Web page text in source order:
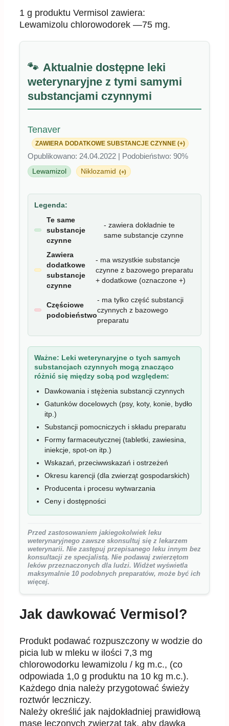
1 g produktu Vermisol zawiera:
Lewamizolu chlorowodorek —75 mg.
Aktualnie dostępne leki
weterynaryjne z tymi samymi
substancjami czynnymi
Tenaver
ZAWIERA DODATKOWE SUBSTANCJE CZYNNE (+)
Opublikowano: 24.04.2022 | Podobieństwo: 90%
Lewamizol Niklozamid (+)
Legenda:
Te same
substancje
czynne
- zawiera dokładnie te
same substancje czynne
Zawiera
dodatkowe
substancje
czynne
- ma wszystkie substancje
czynne z bazowego preparatu
+ dodatkowe (oznaczone +)
Częściowe
podobieństwo
- ma tylko część substancji
czynnych z bazowego
preparatu
Ważne: Leki weterynaryjne o tych samych
substancjach czynnych mogą znacząco
różnić się między sobą pod względem:
Dawkowania i stężenia substancji czynnych
Gatunków docelowych (psy, koty, konie, bydło
itp.)
Substancji pomocniczych i składu preparatu
Formy farmaceutycznej (tabletki, zawiesina,
iniekcje, spot-on itp.)
Wskazań, przeciwwskazań i ostrzeżeń
Okresu karencji (dla zwierząt gospodarskich)
Producenta i procesu wytwarzania
Ceny i dostępności
Przed zastosowaniem jakiegokolwiek leku
weterynaryjnego zawsze skonsultuj się z lekarzem
weterynarii. Nie zastępuj przepisanego leku innym bez
konsultacji ze specjalistą. Nie podawaj zwierzętom
leków przeznaczonych dla ludzi. Widżet wyświetla
maksymalnie 10 podobnych preparatów, może być ich
więcej.
Jak dawkować Vermisol?
Produkt podawać rozpuszczony w wodzie do
picia lub w mleku w ilości 7,3 mg
chlorowodorku lewamizolu / kg m.c., (co
odpowiada 1,0 g produktu na 10 kg m.c.).
Każdego dnia należy przygotować świeży
roztwór leczniczy.
Należy określić jak najdokładniej prawidłową
masę leczonych zwierząt tak, aby dawka